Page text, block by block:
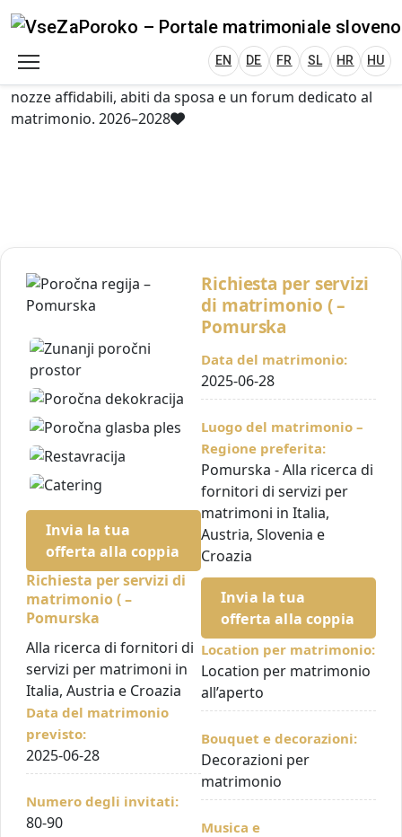
VseZaPoroko.net – Wedding Planning
Plan Your Wedding in Slovenia, Austria, Italy,
EN
VseZaPoroko – portale per l’organizzazione di
matrimoni locali e destination wedding in Slovenia,
Austria, Italia, Croazia e Ungheria. Scopri fornitori di
nozze affidabili, abiti da sposa e un forum dedicato al
matrimonio. 2026–2028
EN DE FR SL HR HU
Invia la tua
offerta alla coppia
Richiesta per servizi di
matrimonio ( –
Pomurska
Alla ricerca di fornitori di
servizi per matrimoni in
Italia, Austria e Croazia
Data del matrimonio
previsto:
2025-06-28
Numero degli invitati:
80-90
Richiesta per servizi
di matrimonio ( –
Pomurska
Data del matrimonio:
2025-06-28
Luogo del matrimonio –
Regione preferita:
Pomurska - Alla ricerca di
fornitori di servizi per
matrimoni in Italia,
Austria, Slovenia e
Croazia
Invia la tua
offerta alla coppia
Location per matrimonio:
Location per matrimonio
all’aperto
Bouquet e decorazioni:
Decorazioni per
matrimonio
Musica e